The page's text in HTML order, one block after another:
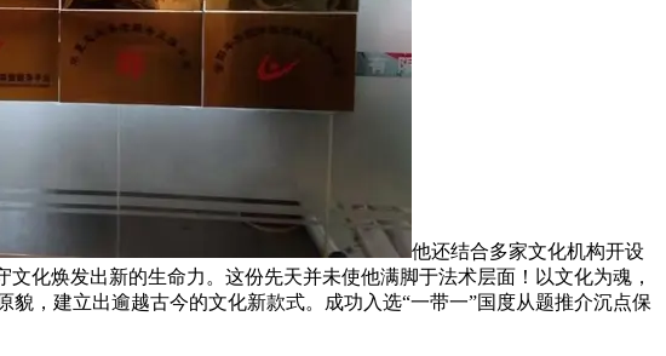
他还结合多家文化机构开设
化焕发出新的生命力。这份先天并未使他满脚于法术层面！以文化为魂，
，建立出逾越古今的文化新款式。成功入选“一带一”国度从题推介沉点保